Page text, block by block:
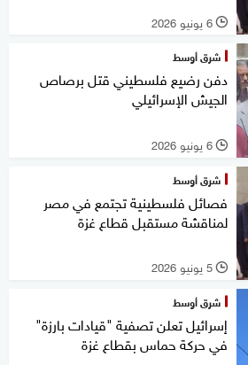
l 6 يونيو 2026
شرق أوسط
دفن رضيع فلسطيني قتل برصاص
الجيش الإسرائيلي
l 6 يونيو 2026
شرق أوسط
فصائل فلسطينية تجتمع في مصر
لمناقشة مستقبل قطاع غزة
l 5 يونيو 2026
شرق أوسط
إسرائيل تعلن تصفية "قيادات بارزة"
في حركة حماس بقطاع غزة